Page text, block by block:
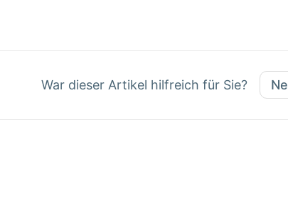
War dieser Artikel hilfreich für Sie?